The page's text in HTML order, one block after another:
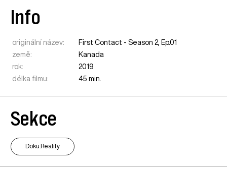
Info
originální název:
First Contact - Season 2, Ep.01
země:
Kanada
rok:
2019
délka filmu:
45 min.
Sekce
Doku.Reality